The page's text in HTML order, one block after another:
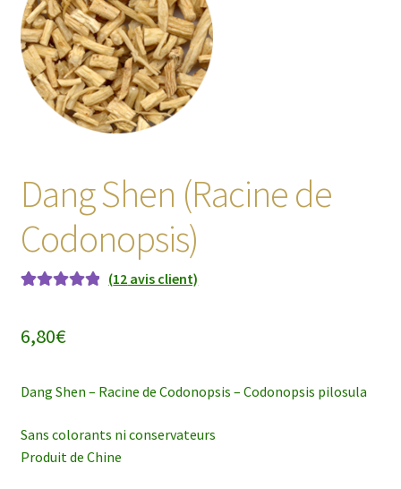
Dang Shen (Racine de
Codonopsis)
notations
(12 avis client)
6,80€
Dang Shen – Racine de Codonopsis – Codonopsis pilosula
Sans colorants ni conservateurs
Produit de Chine